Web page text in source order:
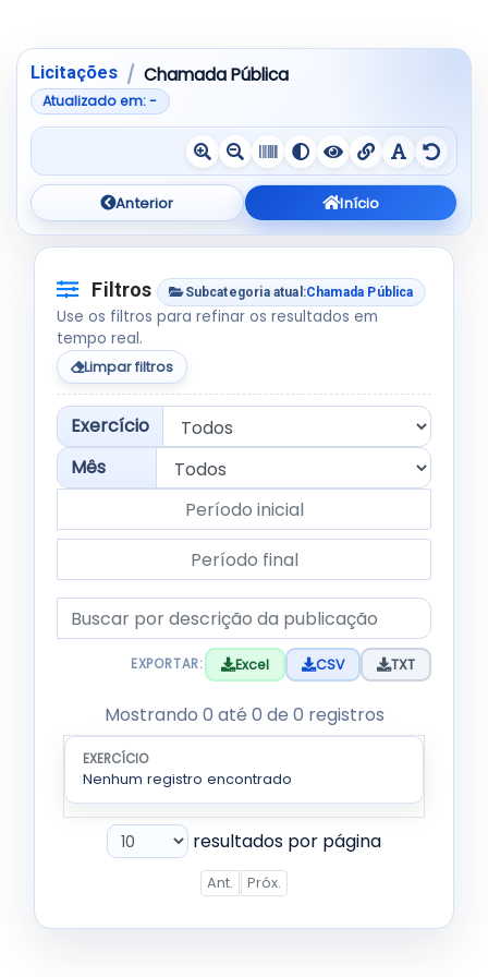
Pular para a tabela de resultados
Mostrando 0 até 0 de 0 registros
Licitações Chamada Pública
Atualizado em: -
Anterior Início
Filtros Subcategoria atual:Chamada Pública
Use os filtros para refinar os resultados em
tempo real.
Limpar filtros
Exercício
Mês
Descrição da publicação
EXPORTAR: Excel CSV TXT
Tabela de publicações filtradas. Use os filtros
Mostrando 0 até 0 de 0 registros
Lista de publicações da subcategoria Chamada
EXERCÍCIO
Nenhum registro encontrado
resultados por página
Ant. Próx.